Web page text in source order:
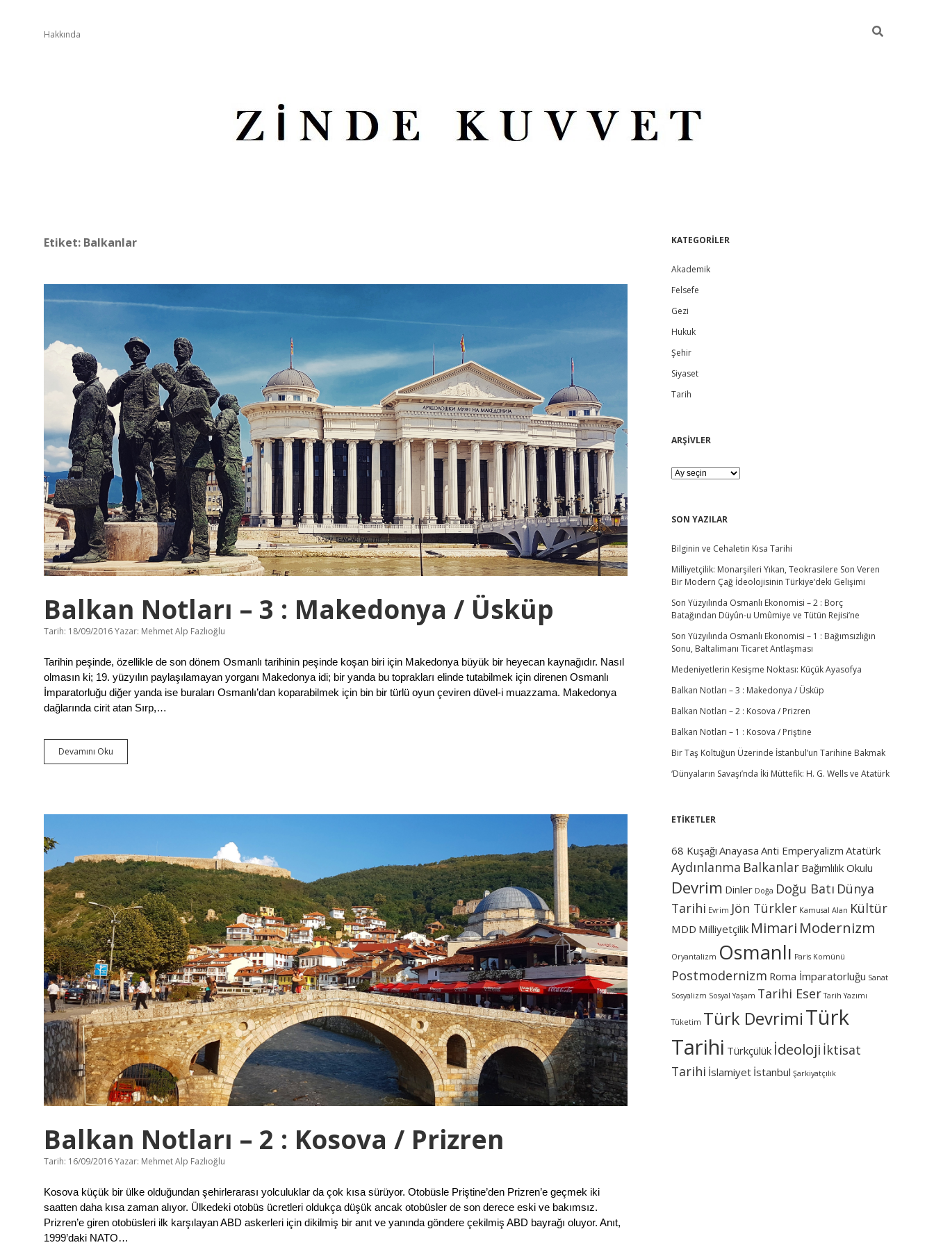
Hakkında
Z
E
K
U
V
V
E
T
Etiket: Balkanlar
Balkan Notları – 3 : Makedonya / Üsküp
Tarih: 18/09/2016Yazar: Mehmet Alp Fazlıoğlu
Tarihin peşinde, özellikle de son dönem Osmanlı tarihinin peşinde koşan biri için Makedonya büyük bir heyecan kaynağıdır. Nasıl
olmasın ki; 19. yüzyılın paylaşılamayan yorganı Makedonya idi; bir yanda bu toprakları elinde tutabilmek için direnen Osmanlı
İmparatorluğu diğer yanda ise buraları Osmanlı’dan koparabilmek için bin bir türlü oyun çeviren düvel-i muazzama. Makedonya
dağlarında cirit atan Sırp,…
Devamını Oku
a
n
t
l
a
r
ı
–
3
:
M
a
k
e
d
o
n
y
a
/
Ü
s
k
Balkan Notları – 2 : Kosova / Prizren
Tarih: 16/09/2016Yazar: Mehmet Alp Fazlıoğlu
Kosova küçük bir ülke olduğundan şehirlerarası yolculuklar da çok kısa sürüyor. Otobüsle Priştine’den Prizren’e geçmek iki
saatten daha kısa zaman alıyor. Ülkedeki otobüs ücretleri oldukça düşük ancak otobüsler de son derece eski ve bakımsız.
Prizren’e giren otobüsleri ilk karşılayan ABD askerleri için dikilmiş bir anıt ve yanında göndere çekilmiş ABD bayrağı oluyor. Anıt,
1999’daki NATO…
S
i
d
e
b
r
KATEGORİLER
Akademik
Felsefe
Gezi
Hukuk
Şehir
Siyaset
Tarih
ARŞİVLER
A
R
V
E
SON YAZILAR
Bilginin ve Cehaletin Kısa Tarihi
Milliyetçilik: Monarşileri Yıkan, Teokrasilere Son Veren
Bir Modern Çağ İdeolojisinin Türkiye’deki Gelişimi
Son Yüzyılında Osmanlı Ekonomisi – 2 : Borç
Batağından Düyûn-u Umûmiye ve Tütün Rejisi’ne
Son Yüzyılında Osmanlı Ekonomisi – 1 : Bağımsızlığın
Sonu, Baltalimanı Ticaret Antlaşması
Medeniyetlerin Kesişme Noktası: Küçük Ayasofya
Balkan Notları – 3 : Makedonya / Üsküp
Balkan Notları – 2 : Kosova / Prizren
Balkan Notları – 1 : Kosova / Priştine
Bir Taş Koltuğun Üzerinde İstanbul’un Tarihine Bakmak
‘Dünyaların Savaşı’nda İki Müttefik: H. G. Wells ve Atatürk
ETİKETLER
68 Kuşağı Anayasa Anti Emperyalizm Atatürk
Aydınlanma Balkanlar Bağımlılık Okulu
Devrim Dinler Doğa Doğu Batı Dünya
Tarihi Evrim Jön Türkler Kamusal Alan Kültür
MDD Milliyetçilik Mimari Modernizm
Oryantalizm Osmanlı Paris Komünü
Postmodernizm Roma İmparatorluğu Sanat
Sosyalizm Sosyal Yaşam Tarihi Eser Tarih Yazımı
Tüketim Türk DevrimiTürk
Tarihi Türkçülük İdeoloji İktisat
Tarihi İslamiyet İstanbul Şarkiyatçılık